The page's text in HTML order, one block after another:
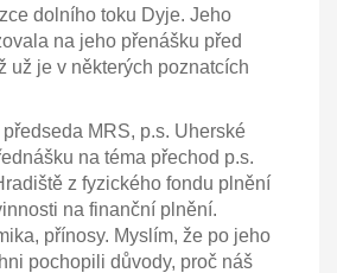
dolního toku Dyje. Jeho
na jeho přenášku před
už je v některých poznatcích
MRS, p.s. Uherské
na téma přechod p.s.
z fyzického fondu plnění
na finanční plnění.
přínosy. Myslím, že po jeho
pochopili důvody, proč náš